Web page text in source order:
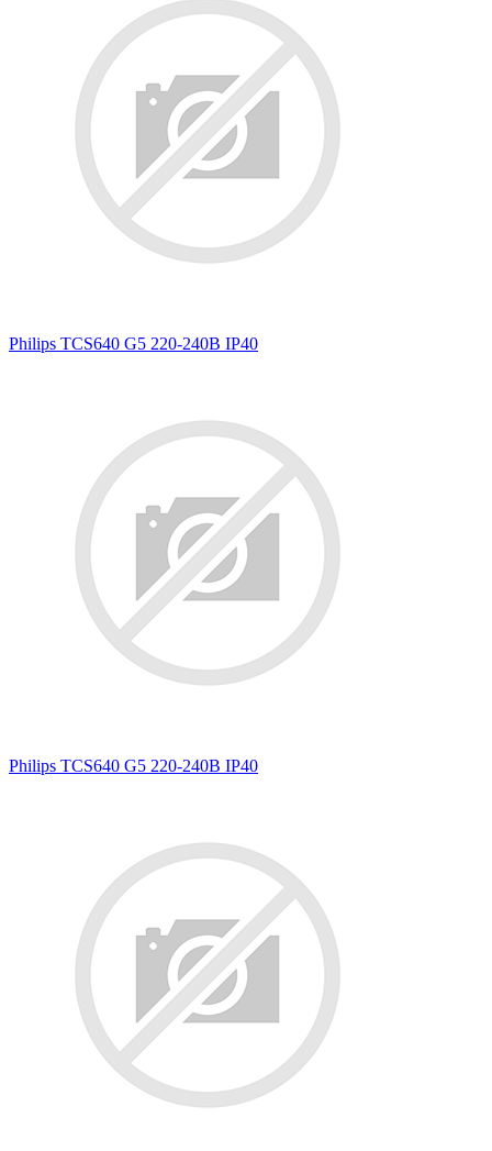
Philips TCS640 G5 220-240В IP40
Philips TCS640 G5 220-240В IP40